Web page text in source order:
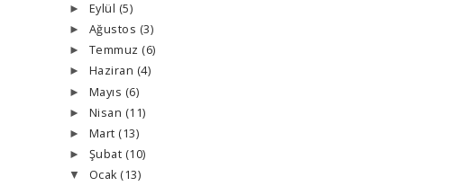
► Eylül (5)
► Ağustos (3)
► Temmuz (6)
► Haziran (4)
► Mayıs (6)
► Nisan (11)
► Mart (13)
► Şubat (10)
▼ Ocak (13)